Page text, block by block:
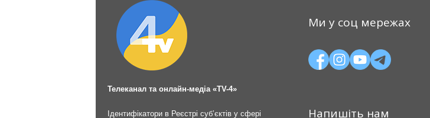
Телеканал та онлайн-медіа «TV-4»
Ідентифікатори в Реєстрі суб’єктів у сфері
Ми у соц мережах
Напишіть нам